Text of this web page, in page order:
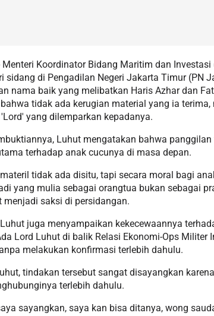
Menteri Koordinator Bidang Maritim dan
sidang di Pengadilan Negeri Jakarta Timur (PN
nama baik yang melibatkan Haris Azhar dan
tidak ada kerugian material yang ia
yang dilemparkan kepadanya.
Luhut mengatakan bahwa
terhadap anak cucunya di masa depan.
tidak ada disitu, tapi secara moral bagi
yang mulia sebagai orangtua bukan sebagai
menjadi saksi di persidangan.
juga menyampaikan kekecewaannya
Lord Luhut di balik Relasi Ekonomi-Ops
melakukan konfirmasi terlebih dahulu.
tindakan tersebut sangat disayangkan
terlebih dahulu.
sayangkan, saya kan bisa ditanya, wong